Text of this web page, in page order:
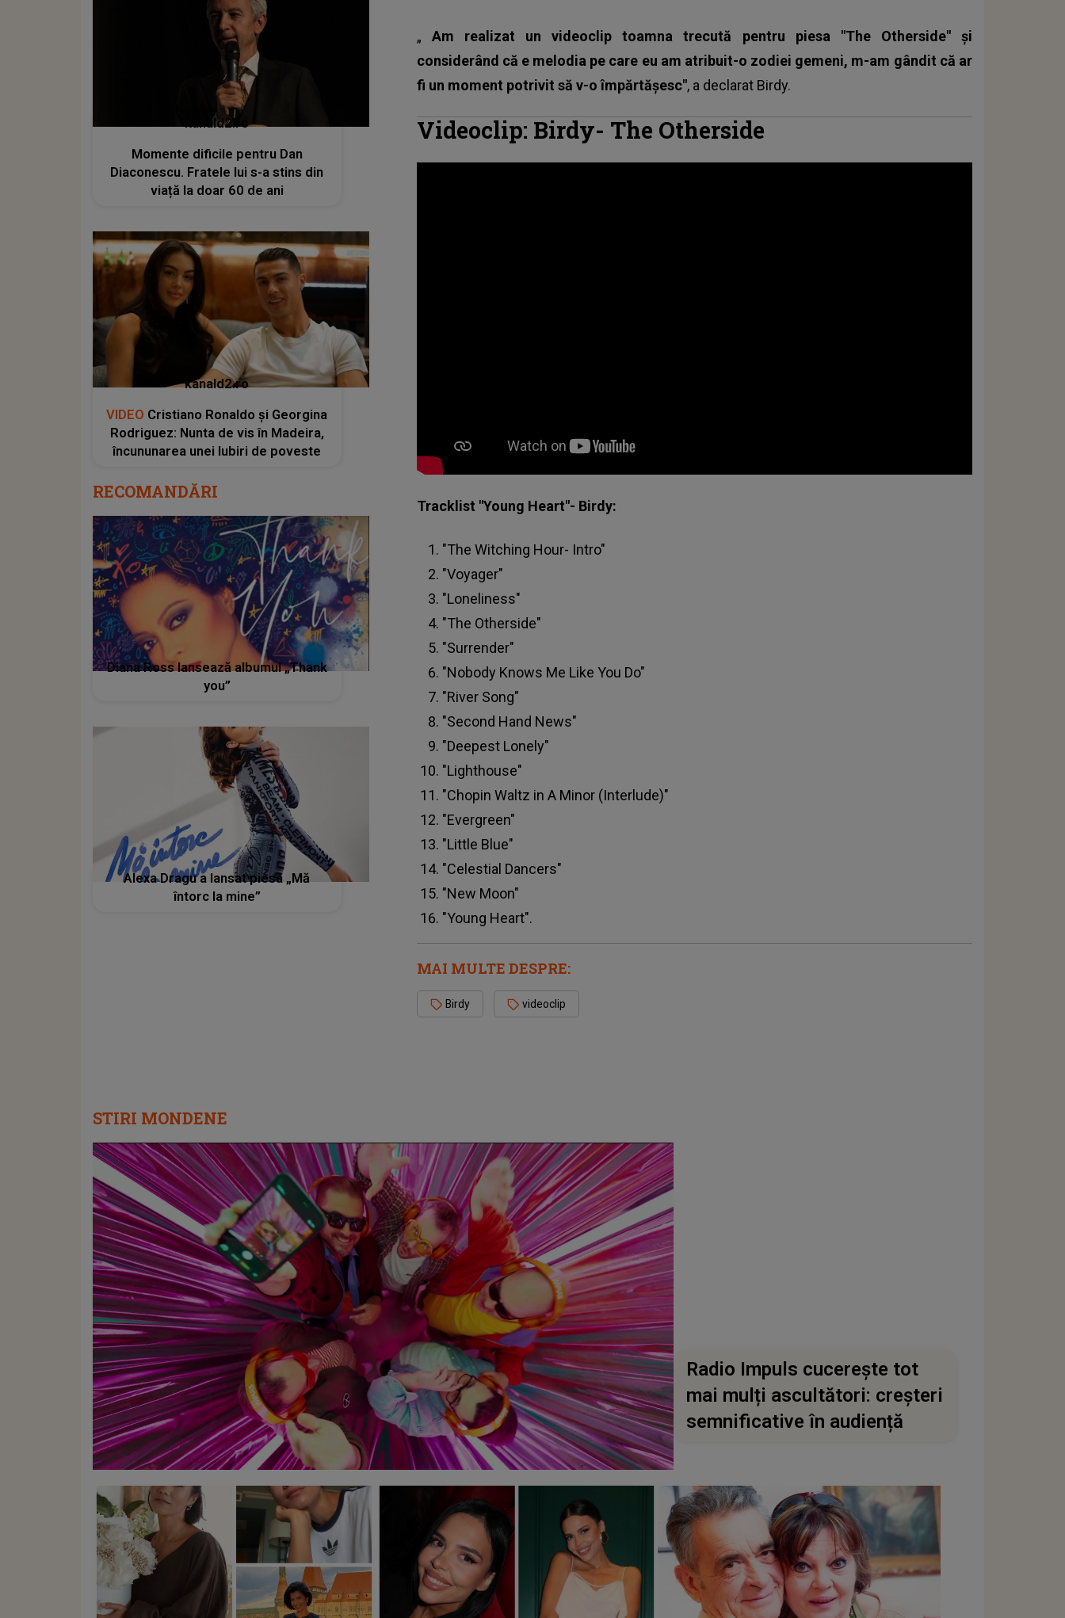
„ Am realizat un videoclip toamna trecută pentru piesa "The Otherside" și
considerând că e melodia pe care eu am atribuit-o zodiei gemeni, m-am gândit că ar
fi un moment potrivit să v-o împărtășesc", a declarat Birdy.
Videoclip: Birdy- The Otherside
Tracklist "Young Heart"- Birdy:
"The Witching Hour- Intro"
"Voyager"
"Loneliness"
"The Otherside"
"Surrender"
"Nobody Knows Me Like You Do"
"River Song"
"Second Hand News"
"Deepest Lonely"
"Lighthouse"
"Chopin Waltz in A Minor (Interlude)"
"Evergreen"
"Little Blue"
"Celestial Dancers"
"New Moon"
"Young Heart".
MAI MULTE DESPRE:
Birdy videoclip
kanald2.ro
Momente dificile pentru Dan
Diaconescu. Fratele lui s-a stins din
viață la doar 60 de ani
kanald2.ro
VIDEO Cristiano Ronaldo și Georgina
Rodriguez: Nunta de vis în Madeira,
încununarea unei Iubiri de poveste
RECOMANDĂRI
Diana Ross lansează albumul „Thank
you”
Alexa Dragu a lansat piesa „Mă
întorc la mine”
STIRI MONDENE
Radio Impuls cucerește tot
mai mulți ascultători: creșteri
semnificative în audiență